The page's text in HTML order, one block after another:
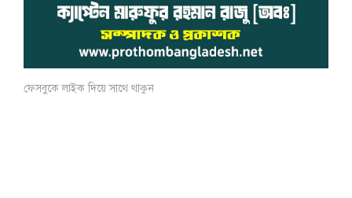
ফেসবুকে লাইক দিয়ে সাথে থাকুন